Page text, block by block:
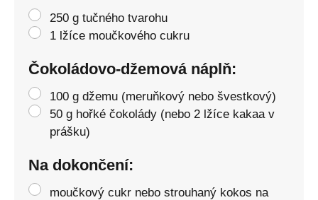
250 g tučného tvarohu
1 lžíce moučkového cukru
Čokoládovo-džemová náplň:
100 g džemu (meruňkový nebo švestkový)
50 g hořké čokolády (nebo 2 lžíce kakaa v
prášku)
Na dokončení:
moučkový cukr nebo strouhaný kokos na